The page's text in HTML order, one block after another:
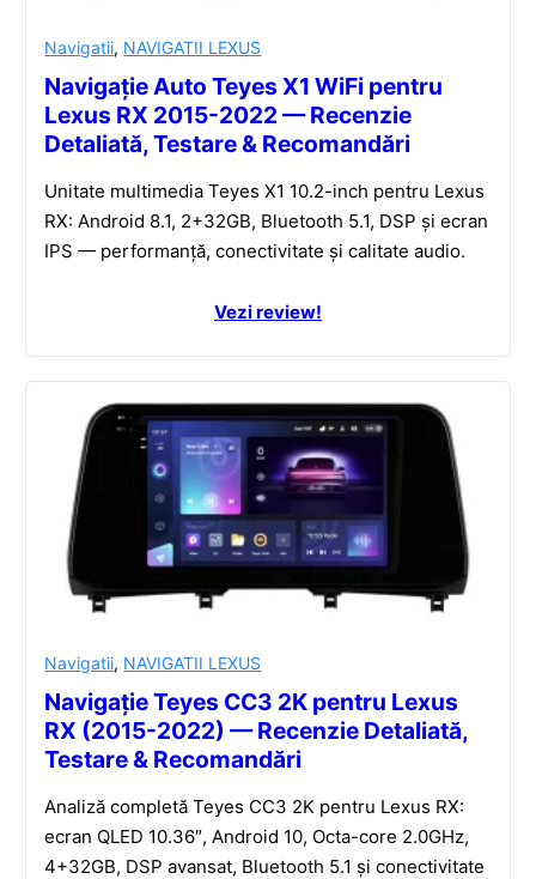
Navigatii, NAVIGATII LEXUS
Navigație Auto Teyes X1 WiFi pentru
Lexus RX 2015-2022 — Recenzie
Detaliată, Testare & Recomandări
Unitate multimedia Teyes X1 10.2-inch pentru Lexus
RX: Android 8.1, 2+32GB, Bluetooth 5.1, DSP și ecran
IPS — performanță, conectivitate și calitate audio.
Vezi review!
Navigatii, NAVIGATII LEXUS
Navigație Teyes CC3 2K pentru Lexus
RX (2015-2022) — Recenzie Detaliată,
Testare & Recomandări
Analiză completă Teyes CC3 2K pentru Lexus RX:
ecran QLED 10.36″, Android 10, Octa-core 2.0GHz,
4+32GB, DSP avansat, Bluetooth 5.1 și conectivitate